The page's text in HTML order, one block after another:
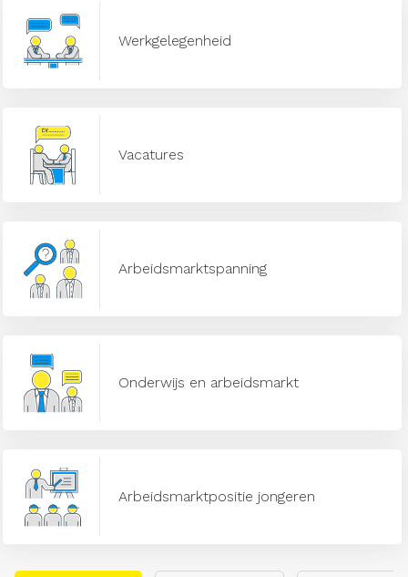
Werkgelegenheid
Vacatures
Arbeidsmarktspanning
Onderwijs en arbeidsmarkt
Arbeidsmarktpositie jongeren